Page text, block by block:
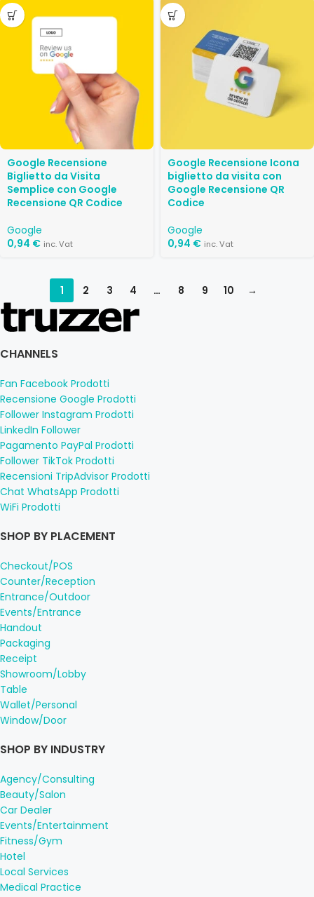
Google Recensione
Biglietto da Visita
Semplice con Google
Recensione QR Codice
Google
0,94 € inc. Vat
Google Recensione Icona
biglietto da visita con
Google Recensione QR
Codice
Google
0,94 € inc. Vat
1 2 3 4 … 8 9 10 →
CHANNELS
Fan Facebook Prodotti
Recensione Google Prodotti
Follower Instagram Prodotti
LinkedIn Follower
Pagamento PayPal Prodotti
Follower TikTok Prodotti
Recensioni TripAdvisor Prodotti
Chat WhatsApp Prodotti
WiFi Prodotti
SHOP BY PLACEMENT
Checkout/POS
Counter/Reception
Entrance/Outdoor
Events/Entrance
Handout
Packaging
Receipt
Showroom/Lobby
Table
Wallet/Personal
Window/Door
SHOP BY INDUSTRY
Agency/Consulting
Beauty/Salon
Car Dealer
Events/Entertainment
Fitness/Gym
Hotel
Local Services
Medical Practice